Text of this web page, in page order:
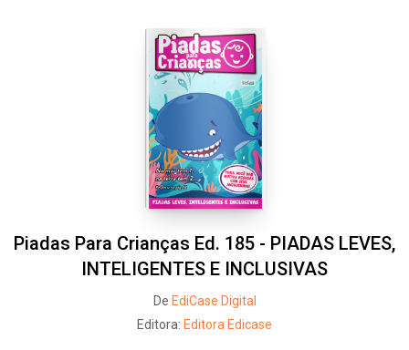
Piadas Para Crianças Ed. 185 - PIADAS LEVES,
INTELIGENTES E INCLUSIVAS
De EdiCase Digital
Editora: Editora Edicase